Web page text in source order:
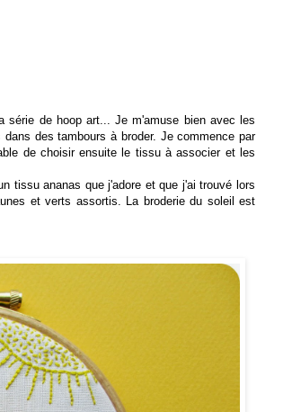
série de hoop art... Je m'amuse bien avec les
des tambours à broder. Je commence par
de choisir ensuite le tissu à associer et les
tissu ananas que j'adore et que j'ai trouvé lors
et verts assortis. La broderie du soleil est